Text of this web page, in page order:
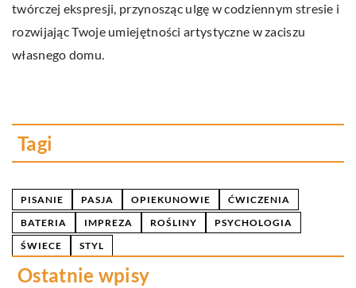
twórczej ekspresji, przynosząc ulgę w codziennym stresie i
rozwijając Twoje umiejętności artystyczne w zaciszu
własnego domu.
Tagi
PISANIE PASJA OPIEKUNOWIE
ĆWICZENIA
BATERIA
IMPREZA ROŚLINY
PSYCHOLOGIA
ŚWIECE
STYL
Ostatnie wpisy